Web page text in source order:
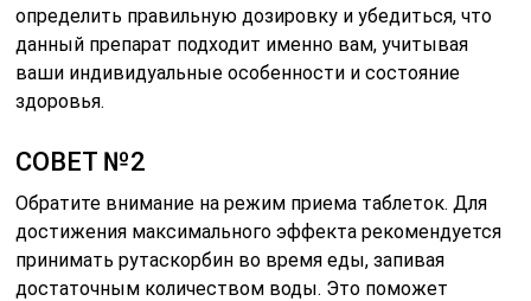
определить правильную дозировку и убедиться, что
данный препарат подходит именно вам, учитывая
ваши индивидуальные особенности и состояние
здоровья.
СОВЕТ №2
Обратите внимание на режим приема таблеток. Для
достижения максимального эффекта рекомендуется
принимать рутаскорбин во время еды, запивая
достаточным количеством воды. Это поможет